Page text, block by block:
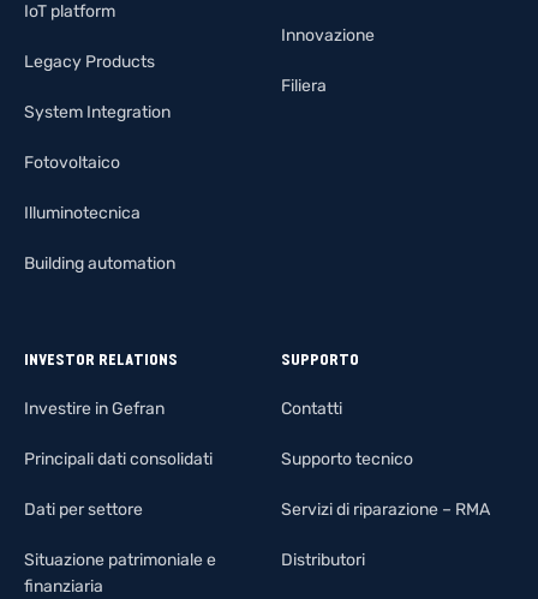
IoT platform
Legacy Products
System Integration
Fotovoltaico
Illuminotecnica
Building automation
Innovazione
Filiera
INVESTOR RELATIONS
Investire in Gefran
Principali dati consolidati
Dati per settore
Situazione patrimoniale e
finanziaria
SUPPORTO
Contatti
Supporto tecnico
Servizi di riparazione – RMA
Distributori